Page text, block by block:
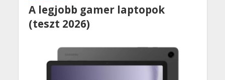
A legjobb gamer laptopok
(teszt 2026)